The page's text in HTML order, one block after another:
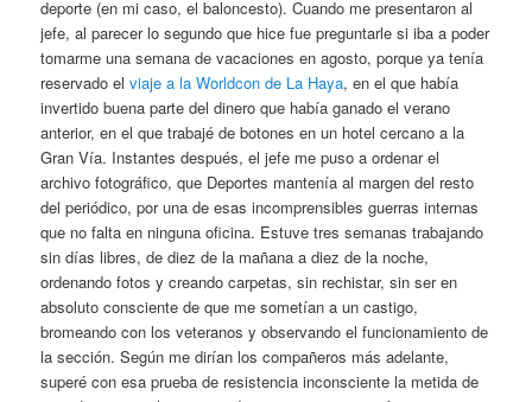
deporte (en mi caso, el baloncesto). Cuando me presentaron al
jefe, al parecer lo segundo que hice fue preguntarle si iba a poder
tomarme una semana de vacaciones en agosto, porque ya tenía
reservado elviaje a la Worldcon de La Haya, en el que había
invertido buena parte del dinero que había ganado el verano
anterior, en el que trabajé de botones en un hotel cercano a la
Gran Vía. Instantes después, el jefe me puso a ordenar el
archivo fotográfico, que Deportes mantenía al margen del resto
del periódico, por una de esas incomprensibles guerras internas
que no falta en ninguna oficina. Estuve tres semanas trabajando
sin días libres, de diez de la mañana a diez de la noche,
ordenando fotos y creando carpetas, sin rechistar, sin ser en
absoluto consciente de que me sometían a un castigo,
bromeando con los veteranos y observando el funcionamiento de
la sección. Según me dirían los compañeros más adelante,
superé con esa prueba de resistencia inconsciente la metida de